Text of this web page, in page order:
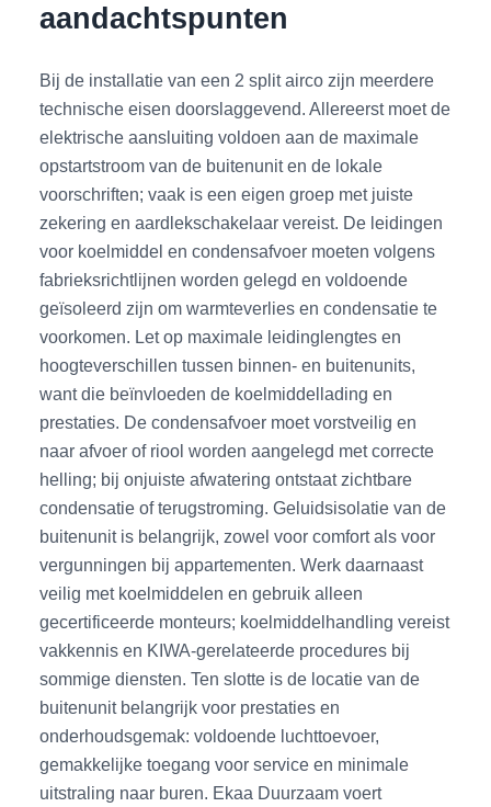
aandachtspunten
Bij de installatie van een 2 split airco zijn meerdere
technische eisen doorslaggevend. Allereerst moet de
elektrische aansluiting voldoen aan de maximale
opstartstroom van de buitenunit en de lokale
voorschriften; vaak is een eigen groep met juiste
zekering en aardlekschakelaar vereist. De leidingen
voor koelmiddel en condensafvoer moeten volgens
fabrieksrichtlijnen worden gelegd en voldoende
geïsoleerd zijn om warmteverlies en condensatie te
voorkomen. Let op maximale leidinglengtes en
hoogteverschillen tussen binnen- en buitenunits,
want die beïnvloeden de koelmiddellading en
prestaties. De condensafvoer moet vorstveilig en
naar afvoer of riool worden aangelegd met correcte
helling; bij onjuiste afwatering ontstaat zichtbare
condensatie of terugstroming. Geluidsisolatie van de
buitenunit is belangrijk, zowel voor comfort als voor
vergunningen bij appartementen. Werk daarnaast
veilig met koelmiddelen en gebruik alleen
gecertificeerde monteurs; koelmiddelhandling vereist
vakkennis en KIWA-gerelateerde procedures bij
sommige diensten. Ten slotte is de locatie van de
buitenunit belangrijk voor prestaties en
onderhoudsgemak: voldoende luchttoevoer,
gemakkelijke toegang voor service en minimale
uitstraling naar buren. Ekaa Duurzaam voert